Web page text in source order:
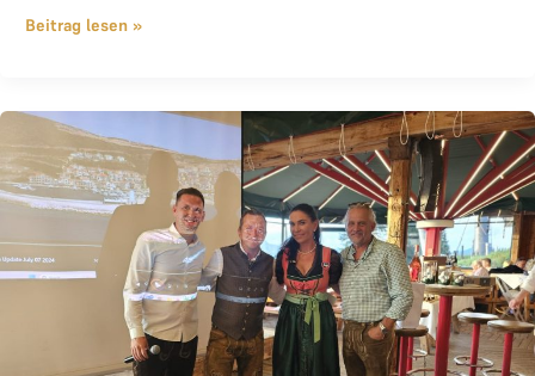
Beitrag lesen »
Das war THE LOGE INVITATIONAL 2024